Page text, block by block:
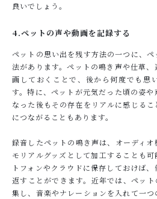
良いでしょう。
4.ペットの声や動画を記録する
ペットの思い出を残す方法の一つに、
法があります。ペットの鳴き声や仕草
画しておくことで、後から何度でも思
す。特に、ペットが元気だった頃の姿や
なった後もその存在をリアルに感じる
につながることもあります。
録音したペットの鳴き声は、オーディ
モリアルグッズとして加工することも
トフォンやクラウドに保存しておけば
返すことができます。近年では、ペッ
集し、音楽やナレーションを入れて一